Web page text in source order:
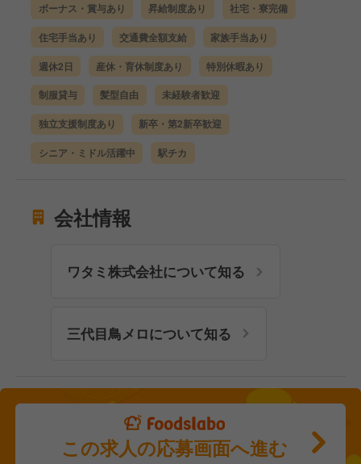
ボーナス・賞与あり 昇給制度あり 社宅・寮完備
住宅手当あり 交通費全額支給 家族手当あり
週休2日 産休・育休制度あり 特別休暇あり
制服貸与 髪型自由 未経験者歓迎
独立支援制度あり 新卒・第2新卒歓迎
シニア・ミドル活躍中 駅チカ
会社情報
ワタミ株式会社について知る
三代目鳥メロについて知る
この求人の応募画面へ進む